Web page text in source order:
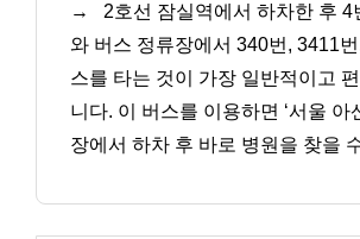
→
2호선 잠실역에서 하차한 후 4
와 버스 정류장에서 340번, 3411
스를 타는 것이 가장 일반적이고
니다. 이 버스를 이용하면 ‘서울 아
장에서 하차 후 바로 병원을 찾을